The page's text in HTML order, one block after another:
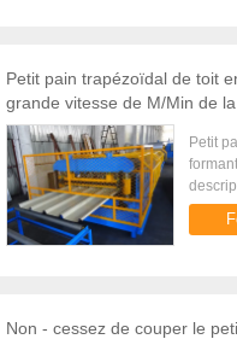
Petit pain trapézoïdal de toit
grande vitesse de M/Min de
Petit
couvre
Non - cessez de couper le